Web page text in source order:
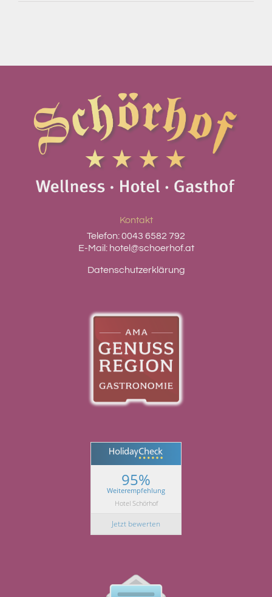
Kontakt
Telefon:0043 6582 792
E-Mail: hotel@schoerhof.at
Datenschutzerklärung
95%
Weiterempfehlung
Hotel Schörhof
Jetzt bewerten